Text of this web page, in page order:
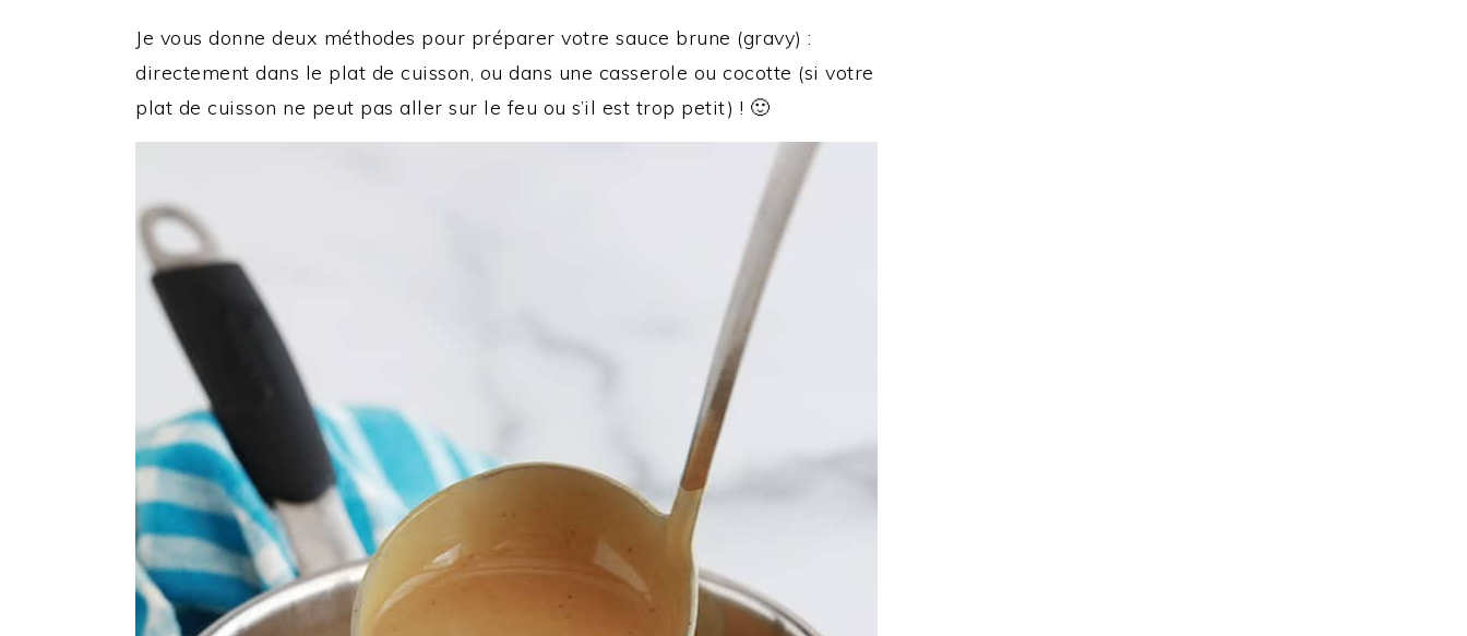
Je vous donne deux méthodes pour préparer votre sauce brune (gravy) :
directement dans le plat de cuisson, ou dans une casserole ou cocotte (si votre
plat de cuisson ne peut pas aller sur le feu ou s’il est trop petit) ! 🙂